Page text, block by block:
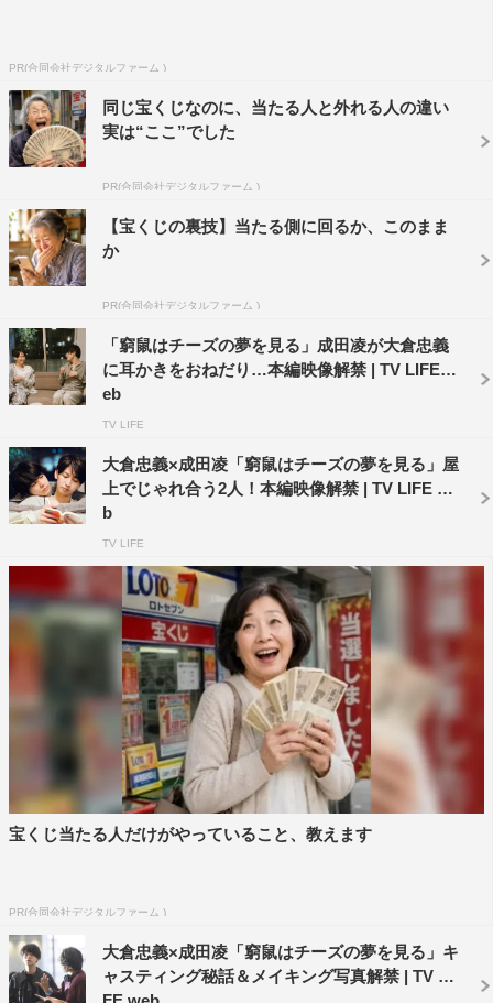
で絶妙なコンビネーションを見せる2人の素顔が垣間見ら
れる映像となっているようだ。
大倉忠義＆成田凌スペシャル対談映像 （前編）
＜作品情報＞
「窮鼠はチーズの夢を見る」
2020年9月11日（金）より、TOHOシネマズ 日比谷ほか全
国ロードショー
は二度跳ねる」（小学館「フラワーコミックスα」刊）
監督：行定勲
出演：大倉忠義 成田凌 吉田志織 さとうほなみ 咲妃
PR(合同会社デジタルファーム )
同じ宝くじなのに、当たる人と外れる人の違い
実は“ここ”でした
PR(合同会社デジタルファーム )
【宝くじの裏技】当たる側に回るか、このまま
か
PR(合同会社デジタルファーム )
「窮鼠はチーズの夢を見る」成田凌が大倉忠義
に耳かきをおねだり…本編映像解禁 | TV LIFE w
eb
TV LIFE
大倉忠義×成田凌「窮鼠はチーズの夢を見る」屋
上でじゃれ合う2人！本編映像解禁 | TV LIFE we
b
TV LIFE
宝くじ当たる人だけがやっていること、教えます
PR(合同会社デジタルファーム )
大倉忠義×成田凌「窮鼠はチーズの夢を見る」キ
ャスティング秘話＆メイキング写真解禁 | TV LI